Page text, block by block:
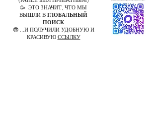
🥳 ЭТО ЗНАЧИТ, ЧТО МЫ
ВЫШЛИ В ГЛОБАЛЬНЫЙ
ПОИСК
😎 ...И ПОЛУЧИЛИ УДОБНУЮ И
КРАСИВУЮ ССЫЛКУ